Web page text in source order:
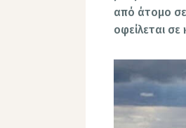
από άτομο
οφείλεται